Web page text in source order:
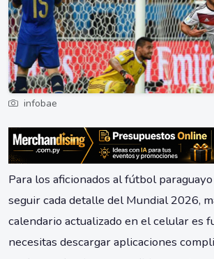
infobae
Para los aficionados al fútbol
seguir cada detalle del Mundial 2026,
calendario actualizado en el celular es
necesitas descargar aplicaciones